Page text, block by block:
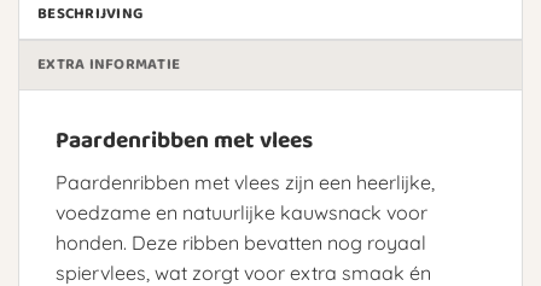
BESCHRIJVING
EXTRA INFORMATIE
Paardenribben met vlees
Paardenribben met vlees zijn een heerlijke,
voedzame en natuurlijke kauwsnack voor
honden. Deze ribben bevatten nog royaal
spiervlees, wat zorgt voor extra smaak én